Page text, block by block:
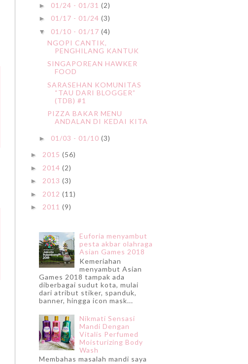
► 01/24 - 01/31 (2)
► 01/17 - 01/24 (3)
▼ 01/10 - 01/17 (4)
NGOPI CANTIK,
PENGHILANG KANTUK
SINGAPOREAN HAWKER
FOOD
SARASEHAN KOMUNITAS
“TAU DARI BLOGGER”
(TDB) #1
PIZZA BAKAR MENU
ANDALAN DI KEDAI KITA
► 01/03 - 01/10 (3)
► 2015 (56)
► 2014 (2)
► 2013 (3)
► 2012 (11)
► 2011 (9)
Euforia menyambut
pesta akbar olahraga
Asian Games 2018
Kemeriahan
menyambut Asian
Games 2018 tampak ada
diberbagai sudut kota, mulai
dari atribut stiker, spanduk,
banner, hingga icon mask...
Nikmati Sensasi
Mandi Dengan
Vitalis Perfumed
Moisturizing Body
Wash
Membahas masalah mandi saya